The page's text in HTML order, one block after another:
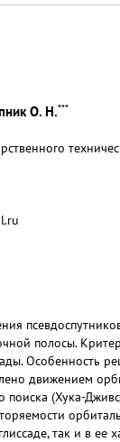
О. Н.***
полосы.
Особенность
движением
поиска (Хука-
так и в